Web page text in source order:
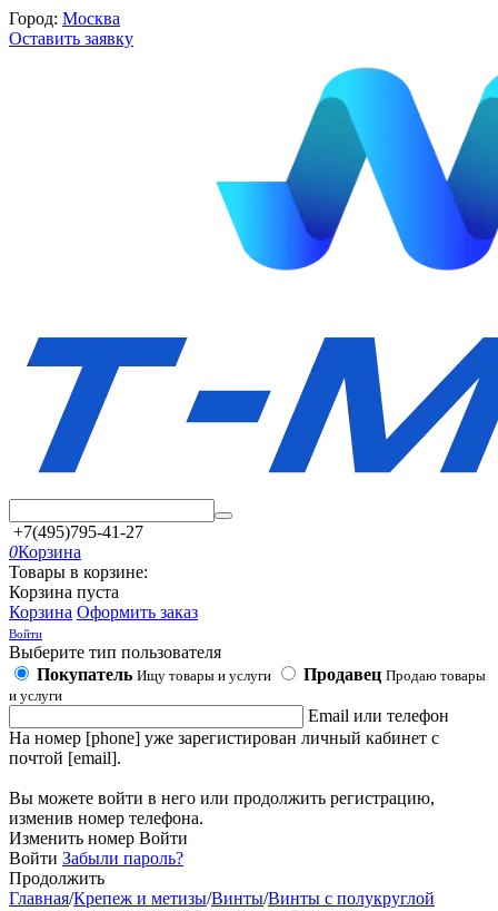
Город: Москва
Оставить заявку
+7(495)795-41-27
0Корзина
Товары в корзине:
Корзина пуста
Корзина Оформить заказ
Войти
Выберите тип пользователя
Покупатель Ищу товары и услуги Продавец Продаю товары
и услуги
Email или телефон
На номер [phone] уже зарегистирован личный кабинет с
почтой [email].
Вы можете войти в него или продолжить регистрацию,
изменив номер телефона.
Изменить номер Войти
Войти Забыли пароль?
Продолжить
Главная/Крепеж и метизы/Винты/Винты с полукруглой